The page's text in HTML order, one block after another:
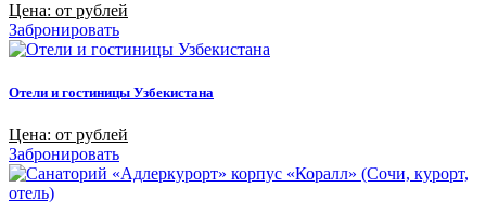
Цена: от рублей
Забронировать
Отели и гостиницы Узбекистана
Цена: от рублей
Забронировать